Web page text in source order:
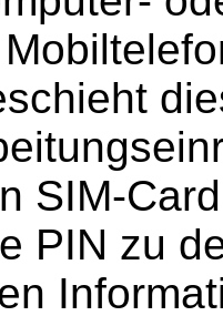
SIM-
PIN zu